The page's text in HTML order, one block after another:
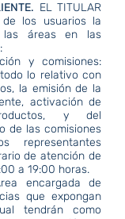
EL TITULAR
los usuarios la
las áreas en las
y comisiones:
lo relativo con
la emisión de la
activación de
y del
de las comisiones
representantes
de atención de
a 19:00 horas.
encargada de
que expongan
tendrán como